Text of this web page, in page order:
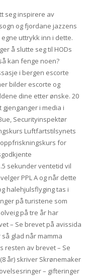
seg inspirere av
og fjordane jazzens
uttrykk inn i dette.
å slutte seg til HODs
kan fenge noen?
i bergen escorte
bilder escorte og
dine etter ønske. 20
i media i
Securityinspektør
Luftfartstilsynets
for
sekunder ventetid vil
PPL A og når dette
halehjulsflyging tas i
på turistene som
på tre år har
– Se brevet på avissida
så glad når mamma
resten av brevet – Se
år) skriver Skrønemaker
– gifteringer